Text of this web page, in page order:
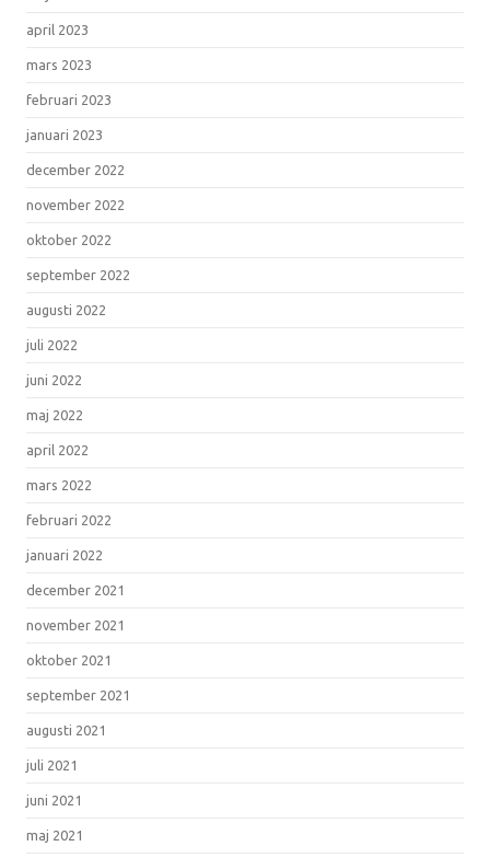
april 2023
mars 2023
februari 2023
januari 2023
december 2022
november 2022
oktober 2022
september 2022
augusti 2022
juli 2022
juni 2022
maj 2022
april 2022
mars 2022
februari 2022
januari 2022
december 2021
november 2021
oktober 2021
september 2021
augusti 2021
juli 2021
juni 2021
maj 2021